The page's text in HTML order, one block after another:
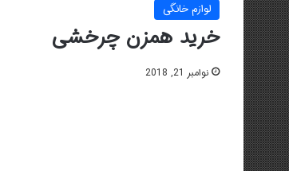
لوازم خانگی
خرید همزن چرخشی
نوامبر 21, 2018